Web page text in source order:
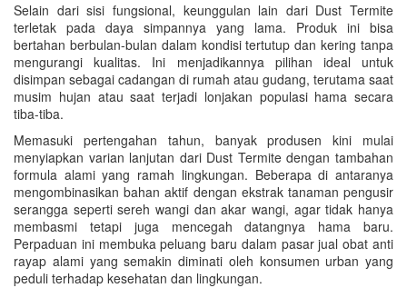
Selain dari sisi fungsional, keunggulan lain dari Dust Termite
terletak pada daya simpannya yang lama. Produk ini bisa
bertahan berbulan-bulan dalam kondisi tertutup dan kering tanpa
mengurangi kualitas. Ini menjadikannya pilihan ideal untuk
disimpan sebagai cadangan di rumah atau gudang, terutama saat
musim hujan atau saat terjadi lonjakan populasi hama secara
tiba-tiba.
Memasuki pertengahan tahun, banyak produsen kini mulai
menyiapkan varian lanjutan dari Dust Termite dengan tambahan
formula alami yang ramah lingkungan. Beberapa di antaranya
mengombinasikan bahan aktif dengan ekstrak tanaman pengusir
serangga seperti sereh wangi dan akar wangi, agar tidak hanya
membasmi tetapi juga mencegah datangnya hama baru.
Perpaduan ini membuka peluang baru dalam pasar jual obat anti
rayap alami yang semakin diminati oleh konsumen urban yang
peduli terhadap kesehatan dan lingkungan.